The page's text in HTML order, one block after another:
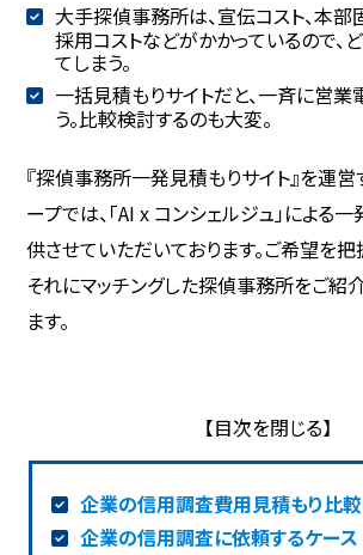
大手探偵事務所は、宣伝コスト、本部
採用コストなどがかかっているので、
てしまう。
一括見積もりサイトだと、一斉に営
う。比較検討するのも大変。
『探偵事務所一発見積もりサイト』を運営
ープでは、「AI x コンシェルジュ」による
供させていただいております。ご希望を把
それにマッチングした探偵事務所をご紹
ます。
企業の信用調査費用見積もり比
企業の信用調査に依頼するケース